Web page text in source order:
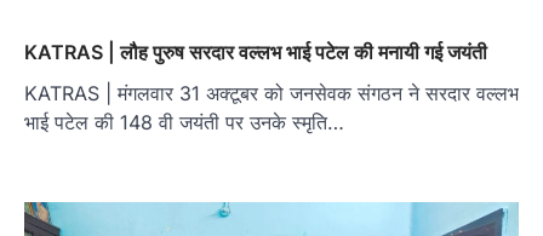
KATRAS | लौह पुरुष सरदार वल्लभ भाई पटेल की मनायी गई जयंती
KATRAS | मंगलवार 31 अक्टूबर को जनसेवक संगठन ने सरदार वल्लभ
भाई पटेल की 148 वी जयंती पर उनके स्मृति…